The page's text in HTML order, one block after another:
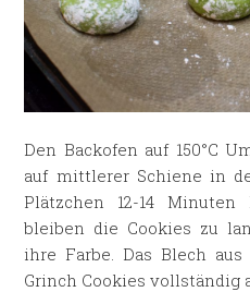
Den Backofen auf 150°C
auf mittlerer Schiene in
Plätzchen 12-14
bleiben die Cookies zu
ihre Farbe. Das Blech
Grinch Cookies vollständig